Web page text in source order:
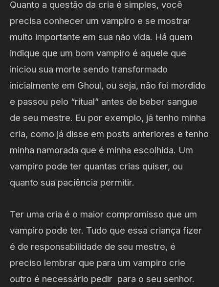
Quanto a questão da cria é simples, você
precisa conhecer um vampiro e se mostrar
muito importante em sua não vida. Há quem
indique que um bom vampiro é aquele que
iniciou sua morte sendo transformado
inicialmente em Ghoul, ou seja, não foi mordido
e passou pelo “ritual” antes de beber sangue
de seu mestre. Eu por exemplo, já tenho minha
cria, como já disse em posts anteriores e tenho
minha namorada que é minha escolhida. Um
vampiro pode ter quantas crias quiser, ou
quanto sua paciência permitir.
Ter uma cria é o maior compromisso que um
vampiro pode ter. Tudo que essa criança fizer
é de responsabilidade de seu mestre, é
preciso lembrar que para um vampiro crie
outro é necessário pedir para o seu senhor.